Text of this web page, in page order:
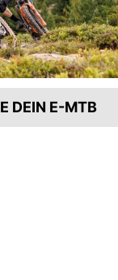
DEIN E-MTB